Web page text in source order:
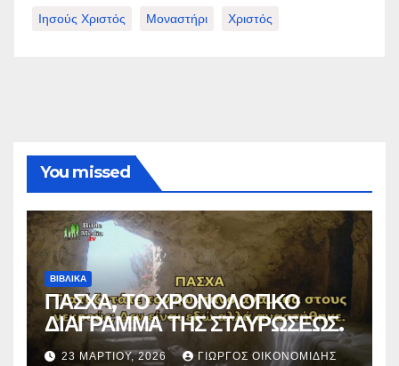
Ιησούς Χριστός Μοναστήρι Χριστός
You missed
ΒΙΒΛΙΚΑ
ΠΑΣΧΑ, ΤΟ ΧΡΟΝΟΛΟΓΙΚΟ
ΔΙΑΓΡΑΜΜΑ ΤΗΣ ΣΤΑΥΡΩΣΕΩΣ.
23 ΜΑΡΤΊΟΥ, 2026 ΓΙΏΡΓΟΣ ΟΙΚΟΝΟΜΊΔΗΣ